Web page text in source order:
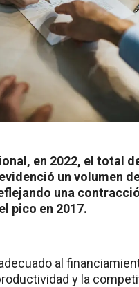
en 2022, el total
un volumen
una
pico en 2017.
al
y la